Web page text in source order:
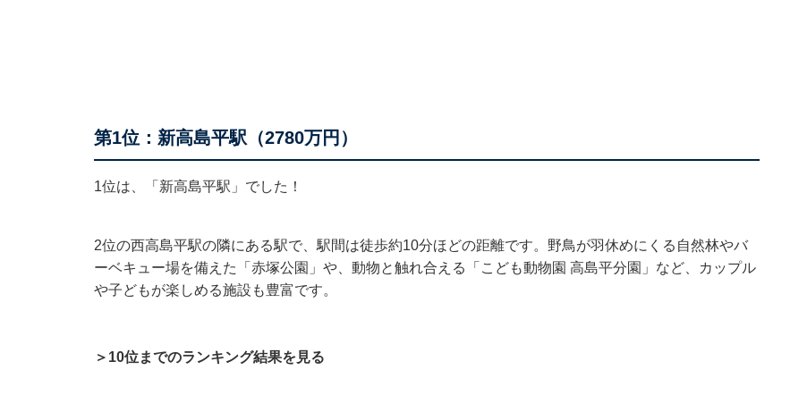
第1位：新高島平駅（2780万円）
1位は、「新高島平駅」でした！
2位の西高島平駅の隣にある駅で、駅間は徒歩約10分ほどの距離です。野鳥が羽休めにくる自然林やバ
ーベキュー場を備えた「赤塚公園」や、動物と触れ合える「こども動物園 高島平分園」など、カップル
や子どもが楽しめる施設も豊富です。
＞10位までのランキング結果を見る